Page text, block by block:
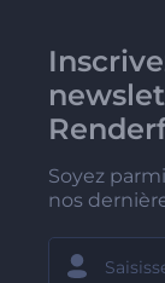
Soyez
nos